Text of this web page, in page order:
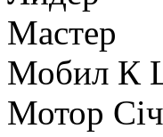
Мастер
Мобил К
Мотор Сiч